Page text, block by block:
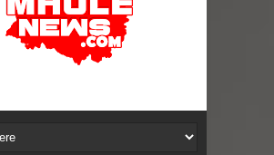
Miles llegan a la Plaza de Armas de
Talca en el inicio de la Fiesta del
Torneo de Asadores reúne a 13